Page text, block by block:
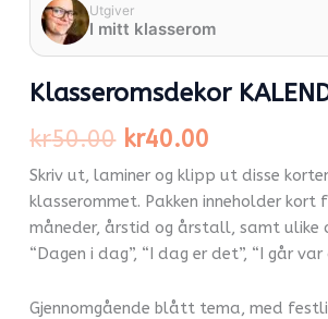
Utgiver
I mitt klasserom
Klasseromsdekor
kr50.00 kr40.00
Skriv ut, laminer og klipp ut disse
klasserommet. Pakken inneholder
måneder, årstid og årstall, samt ulike
“Dagen i dag”, “I dag er det”, “I går var
Gjennomgående blått tema, med